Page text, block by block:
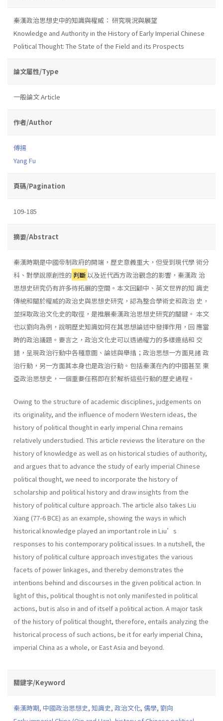
秦漢政治思想史中的知識與權威： 研究現況與展望
Knowledge and Authority in the History of Early Imperial Chinese
Political Thought: The State of the Field and its Prospects
論文屬性/Type
一般論文 Article
作者/Author
傅揚
Yang Fu
頁碼/Pagination
109-185
摘要/Abstract
秦漢時期是中國帝制政府的開端，歷史意義重大，但受到現代學 術分
科、對學說原創性的判斷以及近代西方政治觀念的影響，秦漢政 治
思想史研究仍有許多待拓展的空間。本文回顧中、英文世界的知 識史
傳統和關於權威的政治史與思想史研究，認為整合學術史和政治 史，
並採取政治文化史的取徑，是推展秦漢政治思想史研究的關鍵。 本文
也以劉向為例，說明歷史知識如何在其思想論述中發揮作用，回 應當
時的政治議題。要言之，政治文化史可以透過權力的多樣連結和 交
錯，呈現政治行動中各種意圖、論述與舉措；政治思想一方面見諸 政
治行動，另一方面其本身也是政治行動。包括秦漢在內的中國甚至 東
亞政治思想史，一個重要任務即在於解析這些行動的歷史過程。
Owing to the structure of academic disciplines, judgements on
its originality, and the influence of modern Western ideas, the
history of political thought in early imperial China remains
relatively understudied. This article reviews the literature on the
history of knowledge as well as on historical studies of authority,
and argues that to advance the study of early imperial Chinese
political thought, we need to incorporate the history of
scholarship and political history and draw insights from the
history of political culture approach. The article also takes Liu
Xiang (77-6 BCE) as an example, showing the ways in which
historical knowledge played an important role in Liu’s
responses to his contemporary political issues. In a nutshell, the
history of political culture approach investigates the various
facets of power linkages, and thereby demonstrates the
intentions behind and discourses in the given political action. In
light of this, political thought is not only manifested in political
actions, but is also in and of itself a political action. A major task
of the history of political thought, therefore, entails analyzing the
historical process of such actions, be it for early imperial China,
imperial China as a whole, or East Asia and beyond.
關鍵字/Keyword
秦漢時期, 中國政治思想史, 知識史, 政治文化, 儒學, 劉向